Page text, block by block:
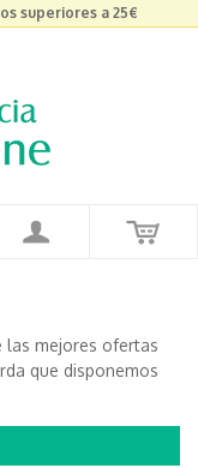
superiores a 25€
las mejores ofertas
que disponemos